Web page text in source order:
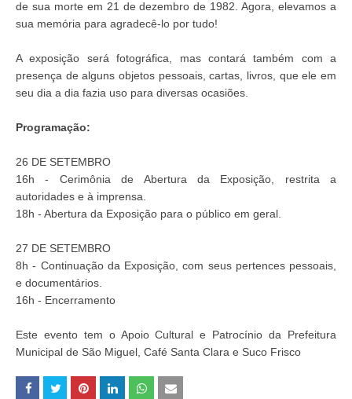
de sua morte em 21 de dezembro de 1982. Agora, elevamos a
sua memória para agradecê-lo por tudo!
A exposição será fotográfica, mas contará também com a
presença de alguns objetos pessoais, cartas, livros, que ele em
seu dia a dia fazia uso para diversas ocasiões.
Programação:
26 DE SETEMBRO
16h - Cerimônia de Abertura da Exposição, restrita a
autoridades e à imprensa.
18h - Abertura da Exposição para o público em geral.
27 DE SETEMBRO
8h - Continuação da Exposição, com seus pertences pessoais,
e documentários.
16h - Encerramento
Este evento tem o Apoio Cultural e Patrocínio da Prefeitura
Municipal de São Miguel, Café Santa Clara e Suco Frisco